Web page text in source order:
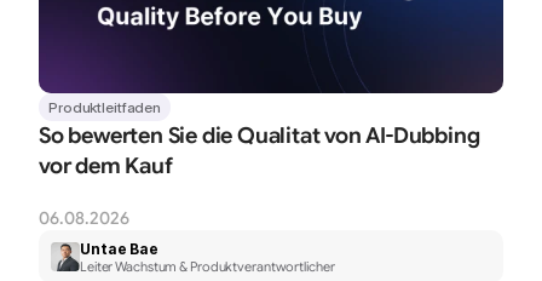
Produktleitfaden
So bewerten Sie die Qualitat von AI-Dubbing
vor dem Kauf
06.08.2026
Untae Bae
Leiter Wachstum & Produktverantwortlicher